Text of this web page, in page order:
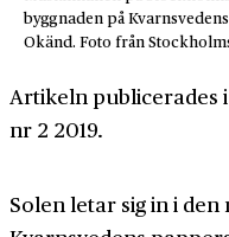
byggnaden på
Okänd. Foto från
Artikeln publicerades
nr 2 2019.
Solen letar sig in i